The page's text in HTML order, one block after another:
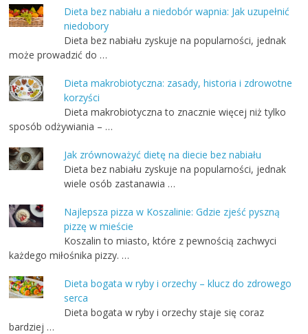
Dieta bez nabiału a niedobór wapnia: Jak uzupełnić
niedobory
Dieta bez nabiału zyskuje na popularności, jednak
może prowadzić do …
Dieta makrobiotyczna: zasady, historia i zdrowotne
korzyści
Dieta makrobiotyczna to znacznie więcej niż tylko
sposób odżywiania – …
Jak zrównoważyć dietę na diecie bez nabiału
Dieta bez nabiału zyskuje na popularności, jednak
wiele osób zastanawia …
Najlepsza pizza w Koszalinie: Gdzie zjeść pyszną
pizzę w mieście
Koszalin to miasto, które z pewnością zachwyci
każdego miłośnika pizzy. …
Dieta bogata w ryby i orzechy – klucz do zdrowego
serca
Dieta bogata w ryby i orzechy staje się coraz
bardziej …